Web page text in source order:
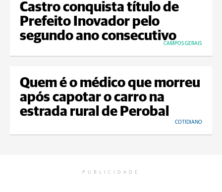
Castro conquista título de
Prefeito Inovador pelo
segundo ano consecutivo
CAMPOS GERAIS
Quem é o médico que morreu
após capotar o carro na
estrada rural de Perobal
COTIDIANO
PUBLICIDADE